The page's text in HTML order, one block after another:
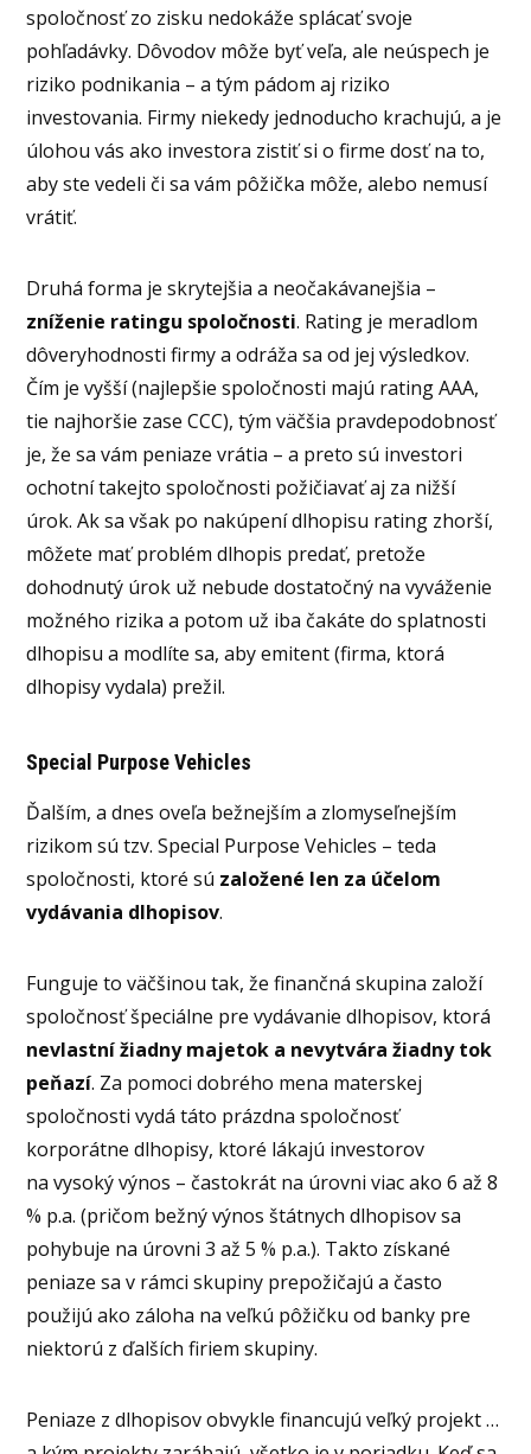
spoločnosť zo zisku nedokáže splácať svoje
pohľadávky. Dôvodov môže byť veľa, ale neúspech je
riziko podnikania – a tým pádom aj riziko
investovania. Firmy niekedy jednoducho krachujú, a je
úlohou vás ako investora zistiť si o firme dosť na to,
aby ste vedeli či sa vám pôžička môže, alebo nemusí
vrátiť.
Druhá forma je skrytejšia a neočakávanejšia –
zníženie ratingu spoločnosti. Rating je meradlom
dôveryhodnosti firmy a odráža sa od jej výsledkov.
Čím je vyšší (najlepšie spoločnosti majú rating AAA,
tie najhoršie zase CCC), tým väčšia pravdepodobnosť
je, že sa vám peniaze vrátia – a preto sú investori
ochotní takejto spoločnosti požičiavať aj za nižší
úrok. Ak sa však po nakúpení dlhopisu rating zhorší,
môžete mať problém dlhopis predať, pretože
dohodnutý úrok už nebude dostatočný na vyváženie
možného rizika a potom už iba čakáte do splatnosti
dlhopisu a modlíte sa, aby emitent (firma, ktorá
dlhopisy vydala) prežil.
Special Purpose Vehicles
Ďalším, a dnes oveľa bežnejším a zlomyseľnejším
rizikom sú tzv. Special Purpose Vehicles – teda
spoločnosti, ktoré sú založené len za účelom
vydávania dlhopisov.
Funguje to väčšinou tak, že finančná skupina založí
spoločnosť špeciálne pre vydávanie dlhopisov, ktorá
nevlastní žiadny majetok a nevytvára žiadny tok
peňazí. Za pomoci dobrého mena materskej
spoločnosti vydá táto prázdna spoločnosť
korporátne dlhopisy, ktoré lákajú investorov
na vysoký výnos – častokrát na úrovni viac ako 6 až 8
% p.a. (pričom bežný výnos štátnych dlhopisov sa
pohybuje na úrovni 3 až 5 % p.a.). Takto získané
peniaze sa v rámci skupiny prepožičajú a často
použijú ako záloha na veľkú pôžičku od banky pre
niektorú z ďalších firiem skupiny.
Peniaze z dlhopisov obvykle financujú veľký projekt …